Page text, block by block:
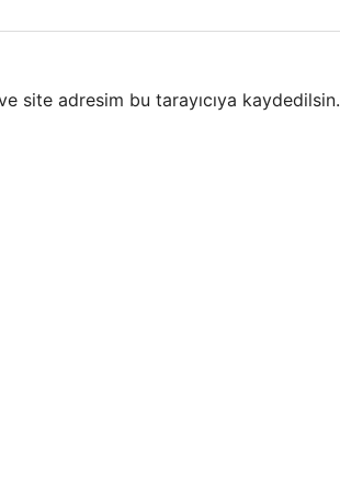
site adresim bu tarayıcıya kaydedilsin.